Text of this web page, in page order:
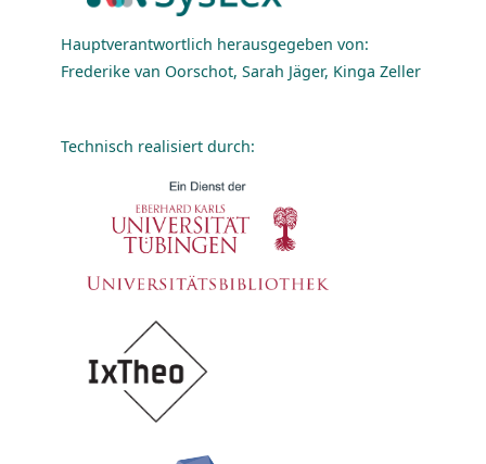
Hauptverantwortlich herausgegeben von:
Frederike van Oorschot, Sarah Jäger, Kinga Zeller
Technisch realisiert durch: